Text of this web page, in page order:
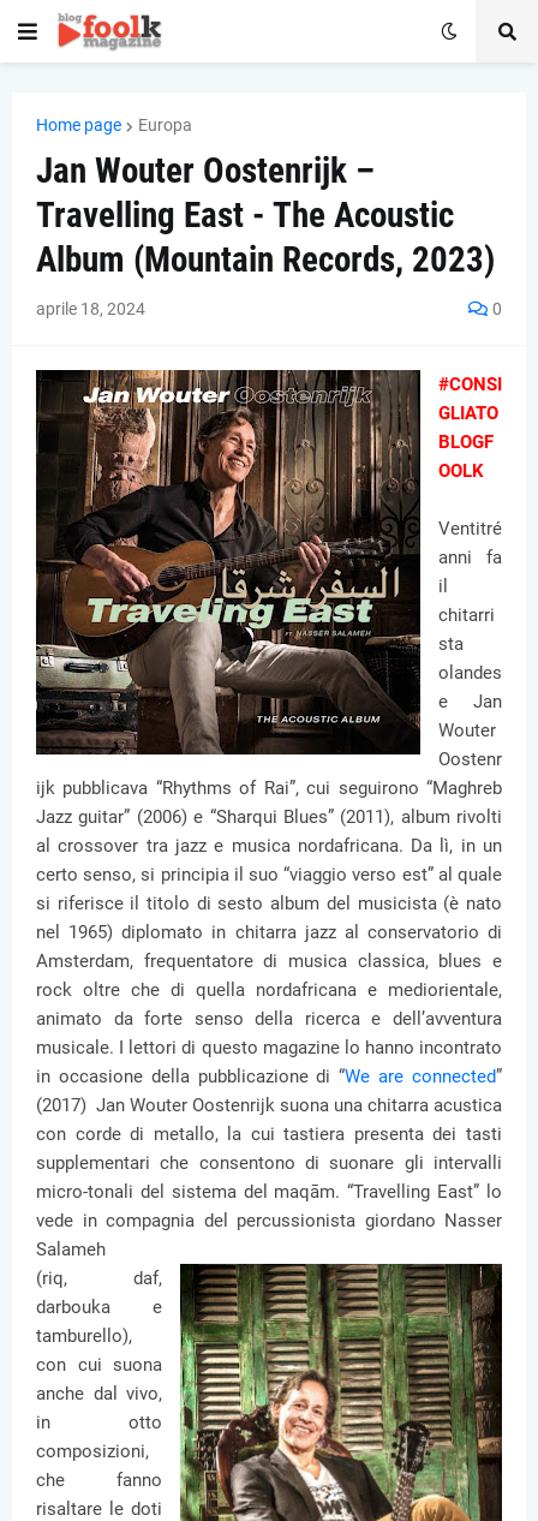
Home page Europa
Jan Wouter Oostenrijk –
Travelling East - The Acoustic
Album (Mountain Records, 2023)
aprile 18, 2024 0
#CONSI
GLIATO
BLOGF
OOLK
Ventitré
anni fa
il
chitarri
sta
olandes
e Jan
Wouter
Oostenr
ijk pubblicava “Rhythms of Rai”, cui seguirono “Maghreb
Jazz guitar” (2006) e “Sharqui Blues” (2011), album rivolti
al crossover tra jazz e musica nordafricana. Da lì, in un
certo senso, si principia il suo “viaggio verso est” al quale
si riferisce il titolo di sesto album del musicista (è nato
nel 1965) diplomato in chitarra jazz al conservatorio di
Amsterdam, frequentatore di musica classica, blues e
rock oltre che di quella nordafricana e mediorientale,
animato da forte senso della ricerca e dell’avventura
musicale. I lettori di questo magazine lo hanno incontrato
in occasione della pubblicazione di “We are connected”
(2017) Jan Wouter Oostenrijk suona una chitarra acustica
con corde di metallo, la cui tastiera presenta dei tasti
supplementari che consentono di suonare gli intervalli
micro-tonali del sistema del maqām. “Travelling East” lo
vede in compagnia del percussionista giordano Nasser
Salameh
(riq, daf,
darbouka e
tamburello),
con cui suona
anche dal vivo,
in otto
composizioni,
che fanno
risaltare le doti